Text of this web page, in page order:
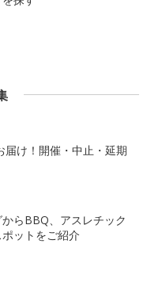
け！開催・中止・延期
らBBQ、アスレチック
ットをご紹介